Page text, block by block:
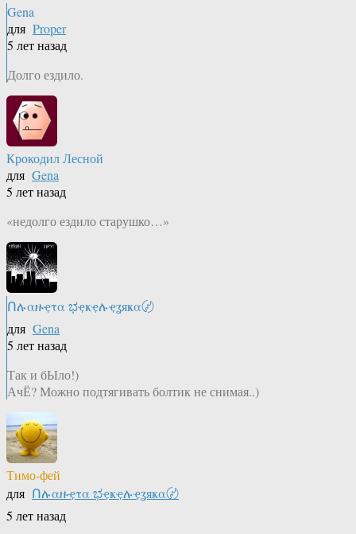
Gena
для Proper
5 лет назад
Долго ездило.
Крокодил Лесной
для Gena
5 лет назад
«недолго ездило старушко…»
Ոሉαዙҿτα ಭҿҝҿሉҿʓяҝα〄
для Gena
5 лет назад
Так и бЫло!)
АчЁ? Можно подтягивать болтик не снимая..)
Тимо-фей
для Ոሉαዙҿτα ಭҿҝҿሉҿʓяҝα〄
5 лет назад